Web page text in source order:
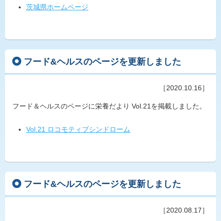
茨城県ホームページ
フード&ヘルスのページを更新しました
［2020.10.16］
フード＆ヘルスのページに栄養だより Vol.21を掲載しました。
Vol.21 ロコモティブシンドローム
フード&ヘルスのページを更新しました
［2020.08.17］